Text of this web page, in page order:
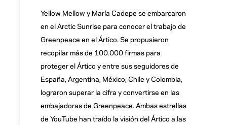
Yellow Mellow y María Cadepe se embarcaron
en el Arctic Sunrise para conocer el trabajo de
Greenpeace en el Ártico. Se propusieron
recopilar más de 100.000 firmas para
proteger el Ártico y entre sus seguidores de
España, Argentina, México, Chile y Colombia,
lograron superar la cifra y convertirse en las
embajadoras de Greenpeace. Ambas estrellas
de YouTube han traído la visión del Ártico a las